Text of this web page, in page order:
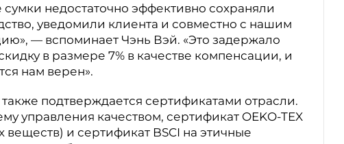
недостаточно эффективно сохраняли
уведомили клиента и совместно с нашим
— вспоминает Чэнь Вэй. «Это задержало
в размере 7% в качестве компенсации, и
нам верен».
подтверждается сертификатами отрасли.
управления качеством, сертификат OEKO-TEX
и сертификат BSCI на этичные